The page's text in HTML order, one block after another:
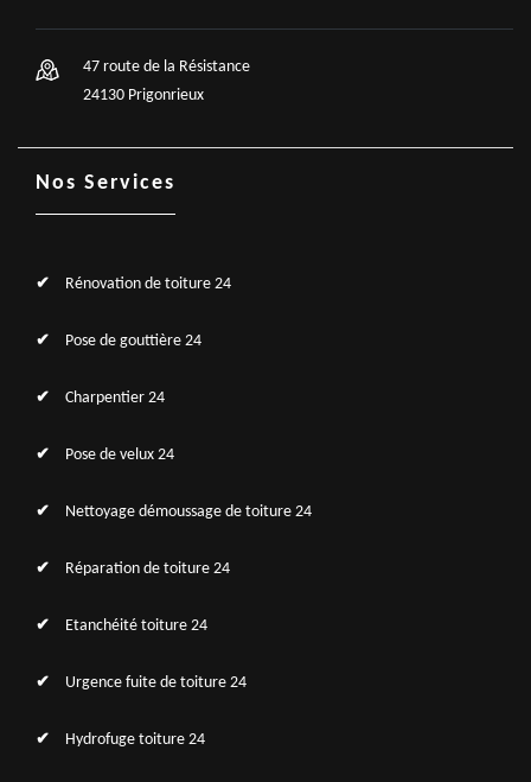
47 route de la Résistance
24130 Prigonrieux
Nos Services
Rénovation de toiture 24
Pose de gouttière 24
Charpentier 24
Pose de velux 24
Nettoyage démoussage de toiture 24
Réparation de toiture 24
Etanchéité toiture 24
Urgence fuite de toiture 24
Hydrofuge toiture 24